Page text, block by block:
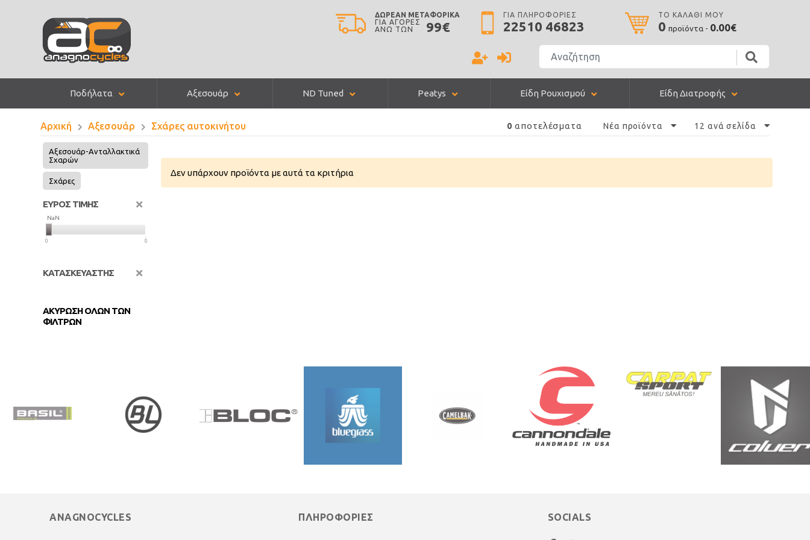
ΤΟ ΚΑΛΑΘΙ ΜΟΥ
0 προϊόντα - 0.00€
ΓΙΑ ΠΛΗΡΟΦΟΡΙΕΣ
22510 46823
ΔΩΡΕΑΝ ΜΕΤΑΦΟΡΙΚΑ
ΓΙΑ ΑΓΟΡΕΣ
ΑΝΩ ΤΩΝ
99€
Ποδήλατα Αξεσουάρ ND Tuned Peatys Είδη Ρουχισμού Είδη Διατροφής
Αρχική Αξεσουάρ Σχάρες αυτοκινήτου 0 αποτελέσματα Νέα προϊόντα 12 ανά σελίδα
Αξεσουάρ-Ανταλλακτικά
Σχαρών
Σχάρες
ΕΥΡΟΣ ΤΙΜΗΣ
NaN
NaN
0 0
ΚΑΤΑΣΚΕΥΑΣΤΗΣ
ΑΚΥΡΩΣΗ ΟΛΩΝ ΤΩΝ
ΦΙΛΤΡΩΝ
Δεν υπάρχουν προϊόντα με αυτά τα κριτήρια
ANAGNOCYCLES ΠΛΗΡΟΦΟΡΙΕΣ SOCIALS